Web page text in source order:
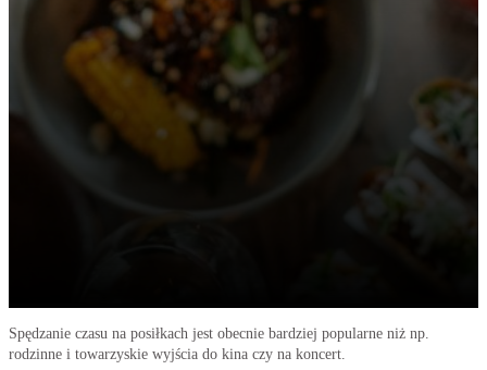
Spędzanie czasu na posiłkach jest obecnie bardziej popularne niż np.
rodzinne i towarzyskie wyjścia do kina czy na koncert.